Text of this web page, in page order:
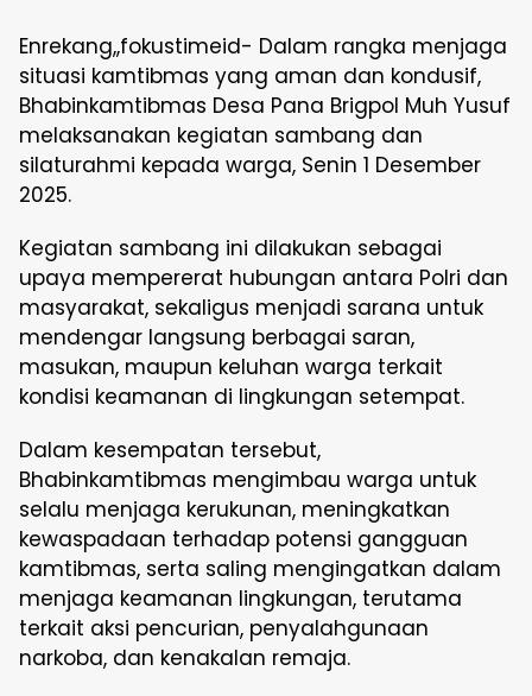
Enrekang,,fokustimeid- Dalam rangka menjaga
situasi kamtibmas yang aman dan kondusif,
Bhabinkamtibmas Desa Pana Brigpol Muh Yusuf
melaksanakan kegiatan sambang dan
silaturahmi kepada warga, Senin 1 Desember
2025.
Kegiatan sambang ini dilakukan sebagai
upaya mempererat hubungan antara Polri dan
masyarakat, sekaligus menjadi sarana untuk
mendengar langsung berbagai saran,
masukan, maupun keluhan warga terkait
kondisi keamanan di lingkungan setempat.
Dalam kesempatan tersebut,
Bhabinkamtibmas mengimbau warga untuk
selalu menjaga kerukunan, meningkatkan
kewaspadaan terhadap potensi gangguan
kamtibmas, serta saling mengingatkan dalam
menjaga keamanan lingkungan, terutama
terkait aksi pencurian, penyalahgunaan
narkoba, dan kenakalan remaja.